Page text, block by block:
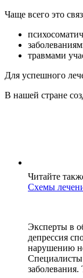
Чаще всего это
травмами
Для успешного
В нашей стране
Читайте
Схемы
Эксперты в
депрессия
нарушению